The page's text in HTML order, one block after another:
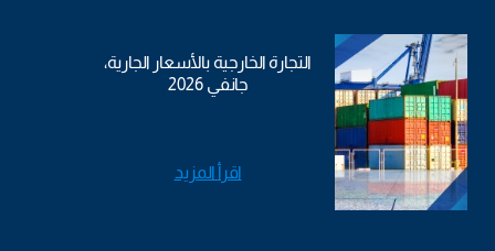
التجارة الخارجية بالأسعار الجارية،
جانفي 2026
اقرأ المزيد